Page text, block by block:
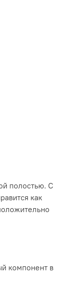
полостью. С
как
компонент в